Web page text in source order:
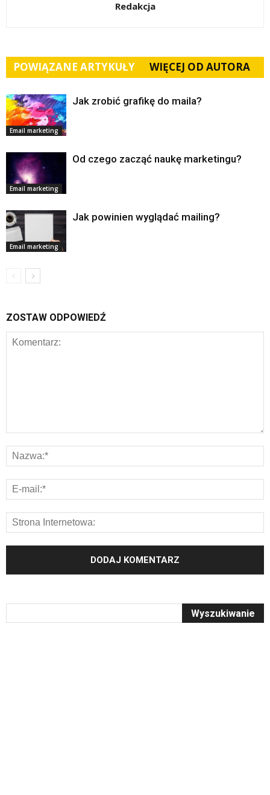
Redakcja
POWIĄZANE ARTYKUŁY WIĘCEJ OD AUTORA
Email marketing
Jak zrobić grafikę do maila?
Email marketing
Od czego zacząć naukę marketingu?
Email marketing
Jak powinien wyglądać mailing?
ZOSTAW ODPOWIEDŹ